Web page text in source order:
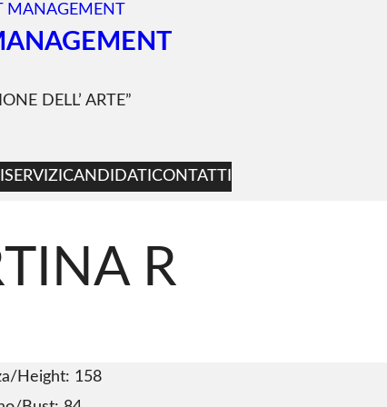
DELL’ ARTE”
SERVIZI CANDIDATI CONTATTI
R
Height: 158